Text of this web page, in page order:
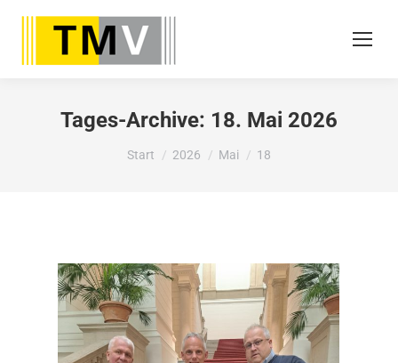
Tages-Archive: 18. Mai 2026
Sie befinden sich hier:
Start 2026 Mai 18